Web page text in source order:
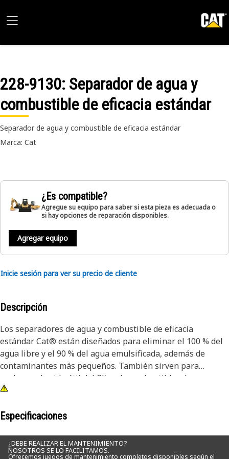
228-9130: Separador de agua y
combustible de eficacia estándar
Separador de agua y combustible de eficacia estándar
Marca: Cat
¿Es compatible?
Agregue su equipo para saber si esta pieza es adecuada o
si hay opciones de reparación disponibles.
Agregar equipo
Inicie sesión para ver su precio de cliente
Descripción
Los separadores de agua y combustible de eficacia
estándar Cat® están diseñados para eliminar el 100 % del
agua libre y el 90 % del agua emulsificada, además de
contaminantes más pequeños. También sirven para
prolongar la vida útil del filtro de combustible y los
inyectores de combustible.
Diseñados y construidos específicamente para los equipos
prolongan la vida útil del filtro secundario y los
componentes de precisión del sistema de combustible.
Especificaciones
¿DEBE REALIZAR EL MANTENIMIENTO?
NOSOTROS SE LO FACILITAMOS.
Ofrecemos juegos de mantenimiento completos disponibles según el